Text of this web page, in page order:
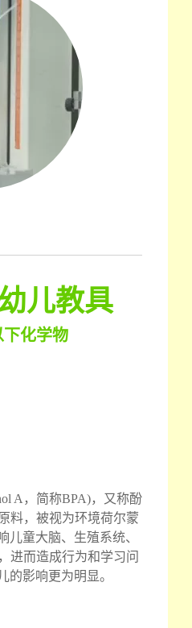
儿教具
下化学物
A，简称BPA)，又称酚
料，被视为环境荷尔蒙
儿童大脑、生殖系统、
进而造成行为和学习问
的影响更为明显。